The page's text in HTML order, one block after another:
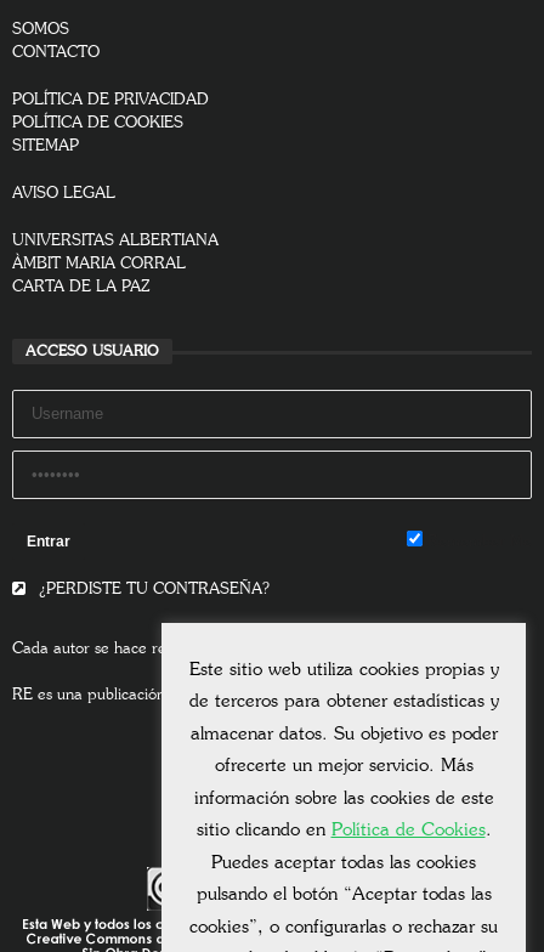
SOMOS
CONTACTO
POLÍTICA DE PRIVACIDAD
POLÍTICA DE COOKIES
SITEMAP
AVISO LEGAL
UNIVERSITAS ALBERTIANA
ÀMBIT MARIA CORRAL
CARTA DE LA PAZ
ACCESO USUARIO
¿PERDISTE TU CONTRASEÑA?
Cada autor se hace responsable del contenido de sus escritos.
RE es una publicación asociada a la Universitas Albertiana.
Este sitio web utiliza cookies propias y
de terceros para obtener estadísticas y
almacenar datos. Su objetivo es poder
ofrecerte un mejor servicio. Más
información sobre las cookies de este
sitio clicando en Política de Cookies.
Puedes aceptar todas las cookies
pulsando el botón “Aceptar todas las
cookies”, o configurarlas o rechazar su